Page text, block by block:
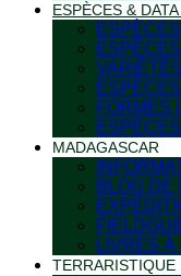
ESPÈCES &
FORMES
MADAGASCAR
BLOG DE
LIVRES
TERRARISTIQUE